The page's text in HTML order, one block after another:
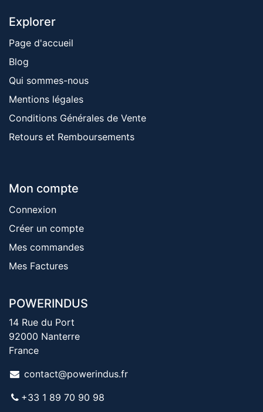
Explorer
Page d'accueil
Blog
Qui sommes-nous
Mentions ​légales
Conditions Générales de Vente
Retours et Remboursements
Mon compte
Connexion
Créer un compte
Mes commandes
Mes Factures
POWERINDUS
14 Rue du Port
92000 Nanterre
France
contact@powerindus.fr
+33 1 89 70 90 98